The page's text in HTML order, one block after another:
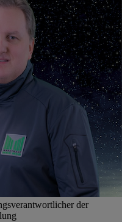
der